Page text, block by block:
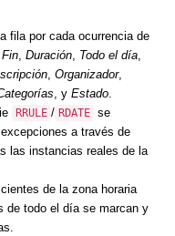
fila por cada ocurrencia de
Fin, Duración, Todo el día,
, Organizador,
, y Estado.
RRULE / RDATE se
a través de
las instancias reales de la
de la zona horaria
de todo el día se marcan y